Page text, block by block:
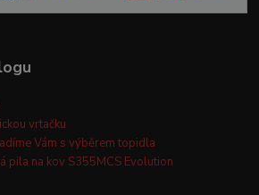
vrtačku
Vám s výběrem topidla
pila na kov S355MCS Evolution